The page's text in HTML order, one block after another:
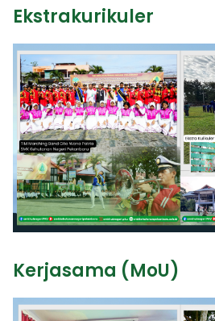
Ekstrakurikuler
Kerjasama (MoU)